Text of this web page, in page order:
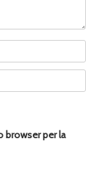
browser per la